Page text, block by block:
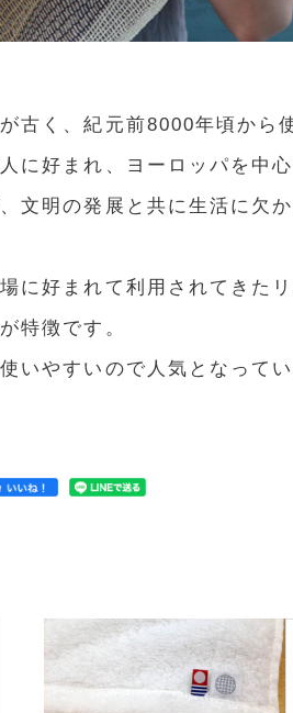
古く、紀元前8000年頃から
に好まれ、ヨーロッパを中
文明の発展と共に生活に欠
に好まれて利用されてきた
特徴です。
いやすいので人気となってい